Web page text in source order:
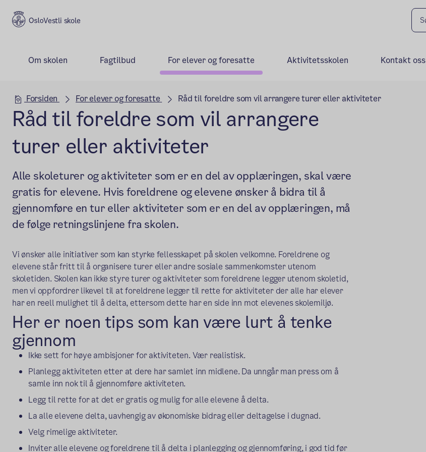
Vestli skole
Om skolen Fagtilbud For elever og foresatte Aktivitetsskolen Kontakt oss
Hovedseksjon
Forsiden For elever og foresatte Råd til foreldre som vil arrangere turer eller aktiviteter
Råd til foreldre som vil arrangere
turer eller aktiviteter
Alle skoleturer og aktiviteter som er en del av opplæringen, skal være
gratis for elevene. Hvis foreldrene og elevene ønsker å bidra til å
gjennomføre en tur eller aktiviteter som er en del av opplæringen, må
de følge retningslinjene fra skolen.
Vi ønsker alle initiativer som kan styrke fellesskapet på skolen velkomne. Foreldrene og
elevene står fritt til å organisere turer eller andre sosiale sammenkomster utenom
skoletiden. Skolen kan ikke styre turer og aktiviteter som foreldrene legger utenom skoletid,
men vi oppfordrer likevel til at foreldrene legger til rette for aktiviteter der alle har elever
har en reell mulighet til å delta, ettersom dette har en side inn mot elevenes skolemiljø.
Her er noen tips som kan være lurt å tenke
gjennom
Ikke sett for høye ambisjoner for aktiviteten. Vær realistisk.
Planlegg aktiviteten etter at dere har samlet inn midlene. Da unngår man press om å
samle inn nok til å gjennomføre aktiviteten.
Legg til rette for at det er gratis og mulig for alle elevene å delta.
La alle elevene delta, uavhengig av økonomiske bidrag eller deltagelse i dugnad.
Velg rimelige aktiviteter.
Inviter alle elevene og foreldrene til å delta i planlegging og gjennomføring, i god tid før